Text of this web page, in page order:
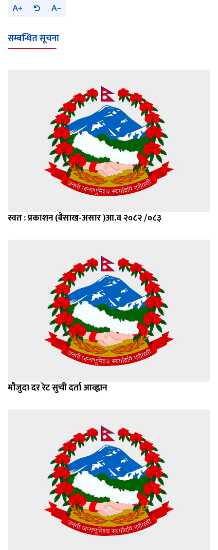
A A
सम्बन्धित सूचना
स्वत : प्रकाशन (बैसाख-असार )आ.व २०८२ /०८३
मौजुदा दर रेट सुची दर्ता आव्ह्वान